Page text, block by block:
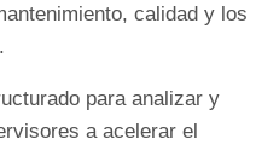
calidad y los
para analizar y
a acelerar el